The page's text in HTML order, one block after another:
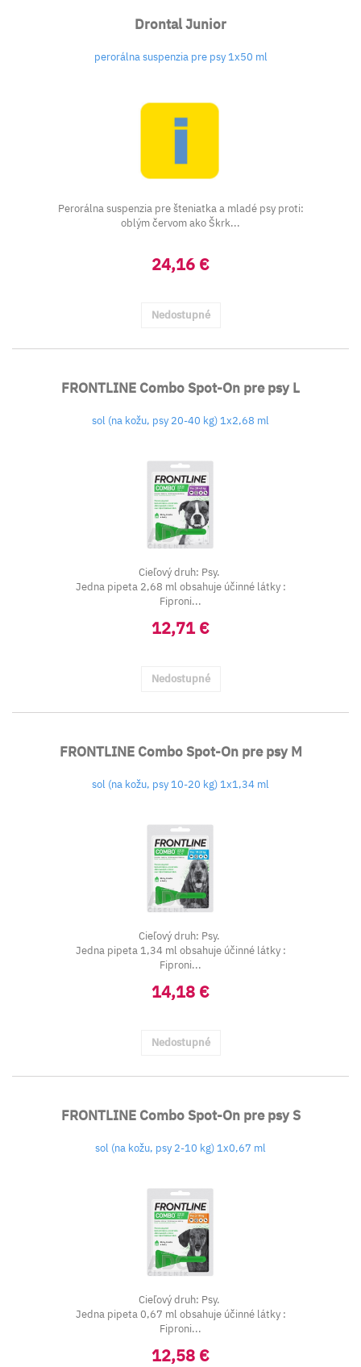
Drontal Junior
perorálna suspenzia pre psy 1x50 ml
Perorálna suspenzia pre šteniatka a mladé psy proti:
oblým červom ako Škrk...
24,16 €
Nedostupné
FRONTLINE Combo Spot-On pre psy L
sol (na kožu, psy 20-40 kg) 1x2,68 ml
Cieľový druh: Psy.
Jedna pipeta 2,68 ml obsahuje účinné látky :
Fiproni...
12,71 €
Nedostupné
FRONTLINE Combo Spot-On pre psy M
sol (na kožu, psy 10-20 kg) 1x1,34 ml
Cieľový druh: Psy.
Jedna pipeta 1,34 ml obsahuje účinné látky :
Fiproni...
14,18 €
Nedostupné
FRONTLINE Combo Spot-On pre psy S
sol (na kožu, psy 2-10 kg) 1x0,67 ml
Cieľový druh: Psy.
Jedna pipeta 0,67 ml obsahuje účinné látky :
Fiproni...
12,58 €